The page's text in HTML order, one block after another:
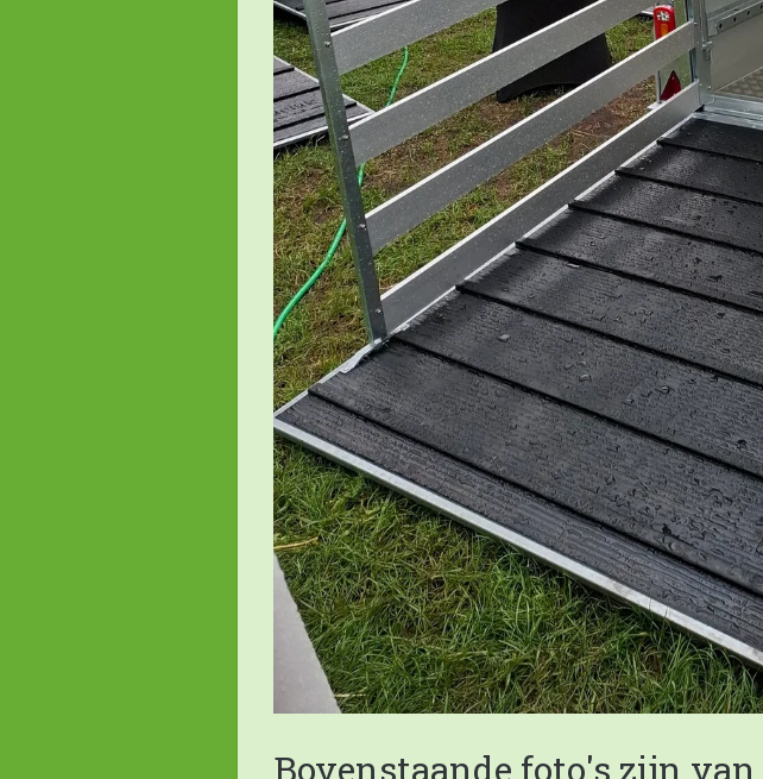
Bovenstaande foto's zijn